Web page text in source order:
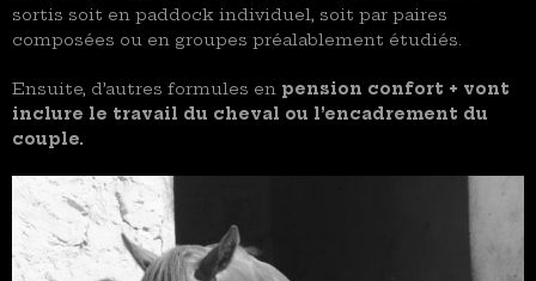
sortis soit en paddock individuel, soit par paires
composées ou en groupes préalablement étudiés.
Ensuite, d’autres formules en pension confort + vont
inclure le travail du cheval ou l’encadrement du
couple.